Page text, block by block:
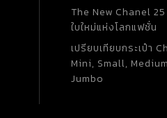
The New Chanel 25
ใบใหม่แห่งโลกแฟชั่น
เปรียบเทียบกระเป๋า
Mini, Small,
Jumbo